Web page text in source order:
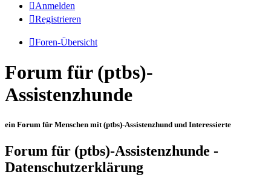
Anmelden
Registrieren
Foren-Übersicht
Forum für (ptbs)-
Assistenzhunde
ein Forum für Menschen mit (ptbs)-Assistenzhund und Interessierte
Forum für (ptbs)-Assistenzhunde -
Datenschutzerklärung